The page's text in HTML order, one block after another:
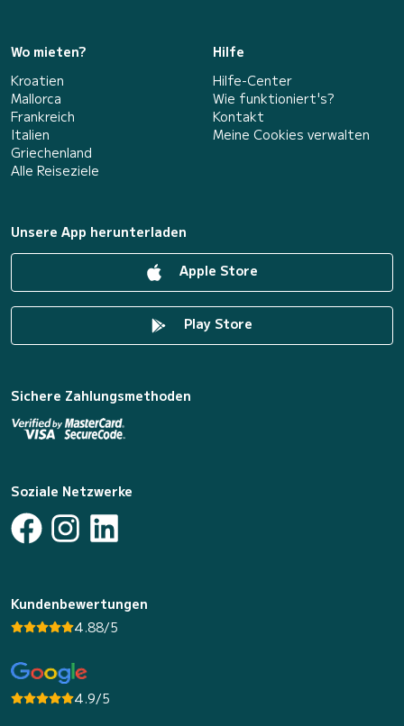
Wo mieten?
Kroatien
Mallorca
Frankreich
Italien
Griechenland
Alle Reiseziele
Hilfe
Hilfe-Center
Wie funktioniert's?
Kontakt
Meine Cookies verwalten
Unsere App herunterladen
Apple Store
Play Store
Sichere Zahlungsmethoden
Soziale Netzwerke
Kundenbewertungen
4.88/5
4.9/5